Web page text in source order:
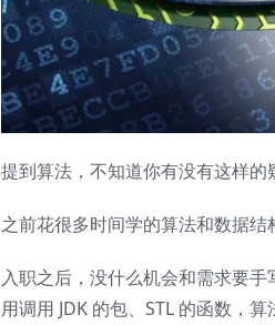
提到算法，不知道你有没有这样的
之前花很多时间学的算法和数据结
入职之后，没什么机会和需求要
用调用 JDK 的包、STL 的函数，